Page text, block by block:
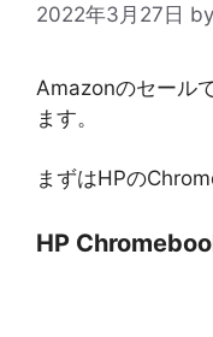
2022年3月27日 by
Amazonのセール
ます。
まずはHPの
HP